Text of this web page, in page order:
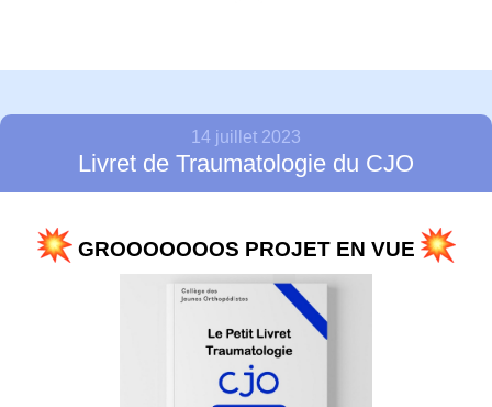
14 juillet 2023
Livret de Traumatologie du CJO
GROOOOOOOS PROJET EN VUE